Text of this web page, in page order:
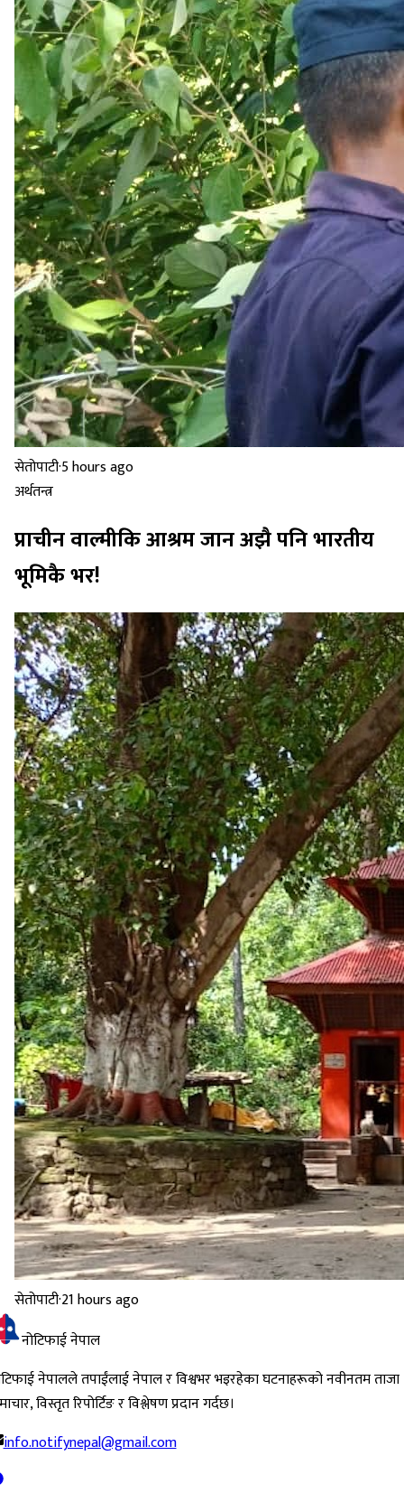
सेतोपाटी·5 hours ago
अर्थतन्त्र
प्राचीन वाल्मीकि आश्रम जान अझै पनि भारतीय
भूमिकै भर!
सेतोपाटी·21 hours ago
नोटिफाई नेपाल
नेपालले तपाईंलाई नेपाल र विश्वभर भइरहेका घटनाहरूको नवीनतम ताजा
विस्तृत रिपोर्टिङ र विश्लेषण प्रदान गर्दछ।
info.notifynepal@gmail.com